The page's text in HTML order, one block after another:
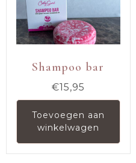
Shampoo bar
€15,95
Toevoegen aan
winkelwagen